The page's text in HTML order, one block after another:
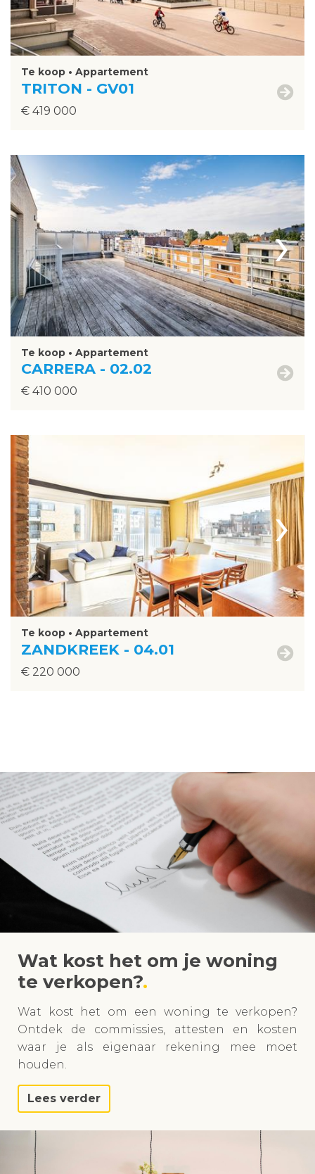
Te koop • Appartement
TRITON - GV01
€ 419 000
›
Te koop • Appartement
CARRERA - 02.02
€ 410 000
›
Te koop • Appartement
ZANDKREEK - 04.01
€ 220 000
Wat kost het om je woning
te verkopen?
Wat kost het om een woning te verkopen?
Ontdek de commissies, attesten en kosten
waar je als eigenaar rekening mee moet
houden.
Lees verder